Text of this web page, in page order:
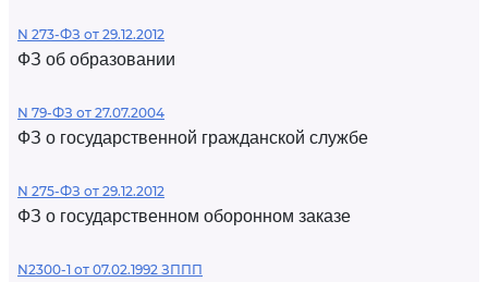
N 273-ФЗ от 29.12.2012
ФЗ об образовании
N 79-ФЗ от 27.07.2004
ФЗ о государственной гражданской службе
N 275-ФЗ от 29.12.2012
ФЗ о государственном оборонном заказе
N2300-1 от 07.02.1992 ЗППП